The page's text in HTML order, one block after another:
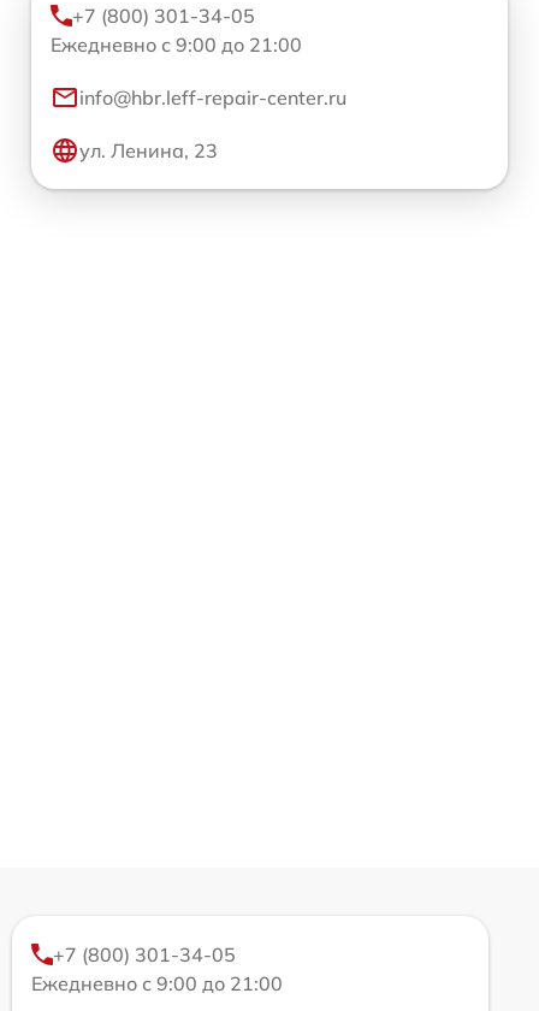
+7 (800) 301-34-05
Ежедневно с 9:00 до 21:00
info@hbr.leff-repair-center.ru
ул. Ленина, 23
+7 (800) 301-34-05
Ежедневно с 9:00 до 21:00